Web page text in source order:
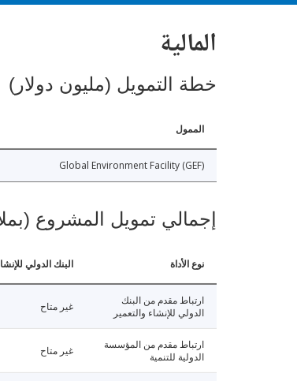
المالية
خطة التمويل (مليون دولار)
الممول
Global Environment Facility (GEF)
إجمالي تمويل المشروع
نوع الأداة البنك الدولي
ارتباط مقدم من البنك
الدولي للإنشاء والتعمير
غير متاح
ارتباط مقدم من المؤسسة
الدولية للتنمية
غير متاح